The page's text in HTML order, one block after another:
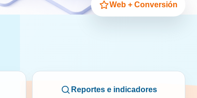
Web + Conversión
Reportes e indicadores